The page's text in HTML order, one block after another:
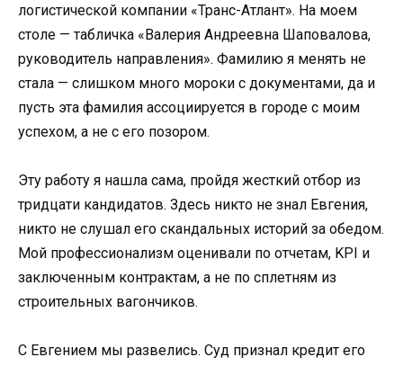
логистической компании «Транс-Атлант». На моем
столе — табличка «Валерия Андреевна Шаповалова,
руководитель направления». Фамилию я менять не
стала — слишком много мороки с документами, да и
пусть эта фамилия ассоциируется в городе с моим
успехом, а не с его позором.
Эту работу я нашла сама, пройдя жесткий отбор из
тридцати кандидатов. Здесь никто не знал Евгения,
никто не слушал его скандальных историй за обедом.
Мой профессионализм оценивали по отчетам, KPI и
заключенным контрактам, а не по сплетням из
строительных вагончиков.
С Евгением мы развелись. Суд признал кредит его